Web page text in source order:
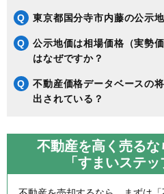
Q 東京都国分寺市内藤の公示
Q
公示地価は相場価格（実勢
はなぜですか？
Q
不動産価格データベースの
出されている？
不動産を高く売る
「すまいステ